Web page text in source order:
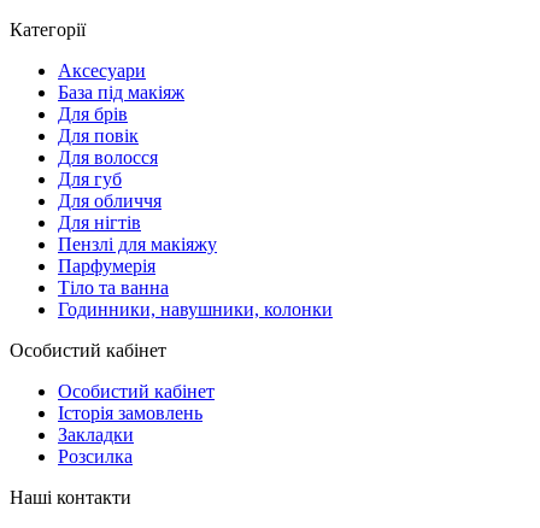
Категорії
Аксесуари
База під макіяж
Для брів
Для повік
Для волосся
Для губ
Для обличчя
Для нігтів
Пензлі для макіяжу
Парфумерія
Тіло та ванна
Годинники, навушники, колонки
Особистий кабінет
Особистий кабінет
Історія замовлень
Закладки
Розсилка
Наші контакти